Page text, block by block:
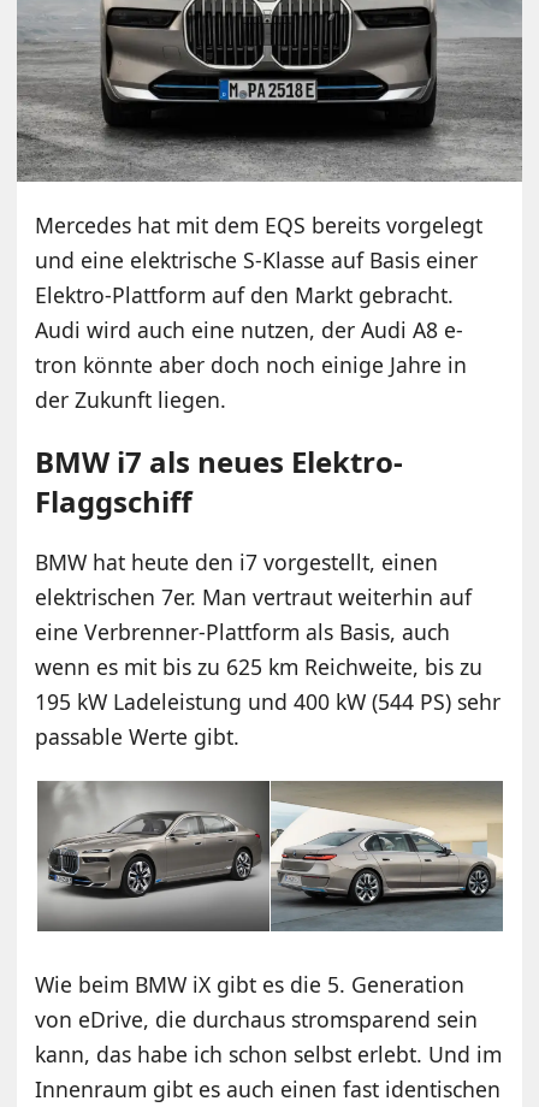
Mercedes hat mit dem EQS bereits vorgelegt
und eine elektrische S-Klasse auf Basis einer
Elektro-Plattform auf den Markt gebracht.
Audi wird auch eine nutzen, der Audi A8 e-
tron könnte aber doch noch einige Jahre in
der Zukunft liegen.
BMW i7 als neues Elektro-
Flaggschiff
BMW hat heute den i7 vorgestellt, einen
elektrischen 7er. Man vertraut weiterhin auf
eine Verbrenner-Plattform als Basis, auch
wenn es mit bis zu 625 km Reichweite, bis zu
195 kW Ladeleistung und 400 kW (544 PS) sehr
passable Werte gibt.
Wie beim BMW iX gibt es die 5. Generation
von eDrive, die durchaus stromsparend sein
kann, das habe ich schon selbst erlebt. Und im
Innenraum gibt es auch einen fast identischen